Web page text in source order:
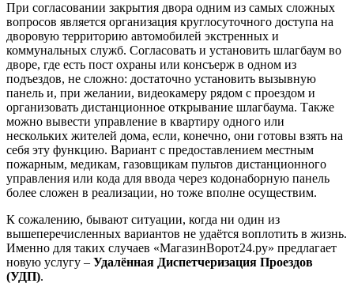
При согласовании закрытия двора одним из самых сложных
вопросов является организация круглосуточного доступа на
дворовую территорию автомобилей экстренных и
коммунальных служб. Согласовать и установить шлагбаум во
дворе, где есть пост охраны или консъерж в одном из
подъездов, не сложно: достаточно установить вызывную
панель и, при желании, видеокамеру рядом с проездом и
организовать дистанционное открывание шлагбаума. Также
можно вывести управление в квартиру одного или
нескольких жителей дома, если, конечно, они готовы взять на
себя эту функцию. Вариант с предоставлением местным
пожарным, медикам, газовщикам пультов дистанционного
управления или кода для ввода через кодонаборную панель
более сложен в реализации, но тоже вполне осуществим.
К сожалению, бывают ситуации, когда ни один из
вышеперечисленных вариантов не удаётся воплотить в жизнь.
Именно для таких случаев «МагазинВорот24.ру» предлагает
новую услугу – Удалённая Диспетчеризация Проездов
(УДП).